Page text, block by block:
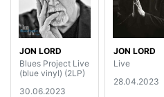
JON LORD
Blues Project Live
(blue vinyl) (2LP)
30.06.2023
JON LORD
Live
28.04.2023